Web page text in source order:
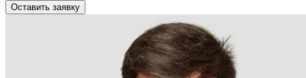
Оставить заявку